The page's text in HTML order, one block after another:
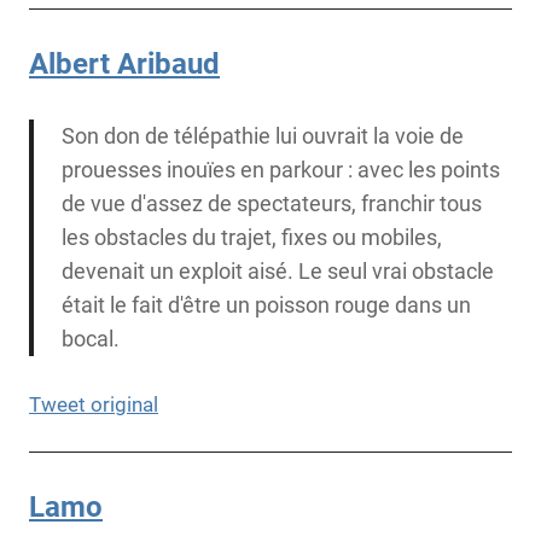
Albert Aribaud
Son don de télépathie lui ouvrait la voie de
prouesses inouïes en parkour : avec les points
de vue d'assez de spectateurs, franchir tous
les obstacles du trajet, fixes ou mobiles,
devenait un exploit aisé. Le seul vrai obstacle
était le fait d'être un poisson rouge dans un
bocal.
Tweet original
Lamo